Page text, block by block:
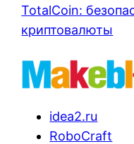
TotalCoin:
криптовалюты
idea2.ru
RoboCraft